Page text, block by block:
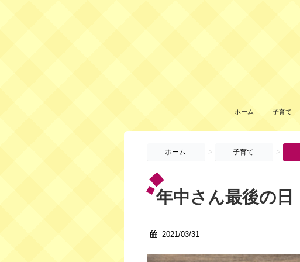
ホーム 子育て
ホーム > 子育て >
年中さん最後の日
2021/03/31